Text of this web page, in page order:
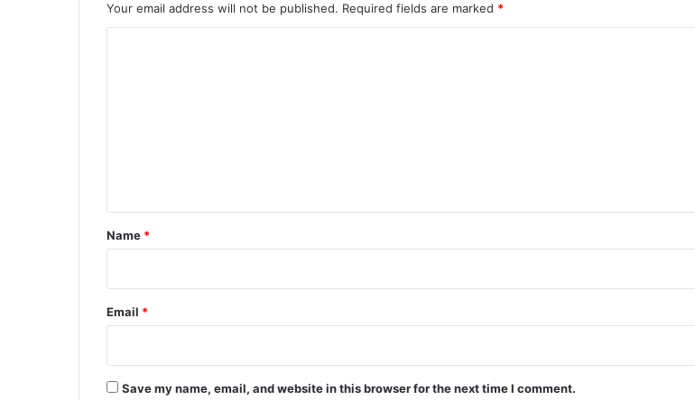
Your email address will not be published. Required fields are marked *
*
Name *
Email *
Save my name, email, and website in this browser for the next time I comment.